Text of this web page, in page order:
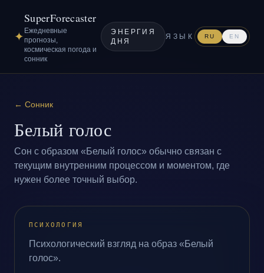
✦
SuperForecaster
Ежедневные
прогнозы,
космическая погода и
сонник
ЭНЕРГИЯ
ДНЯ
ЯЗЫК RU EN
← Сонник
Белый голос
Сон с образом «Белый голос» обычно связан с
текущим внутренним процессом и моментом, где
нужен более точный выбор.
ПСИХОЛОГИЯ
Психологический взгляд на образ «Белый
голос».